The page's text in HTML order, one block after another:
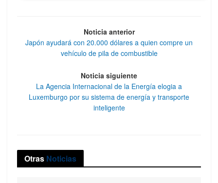
Noticia anterior
Japón ayudará con 20.000 dólares a quien compre un
vehículo de pila de combustible
Noticia siguiente
La Agencia Internacional de la Energía elogia a
Luxemburgo por su sistema de energía y transporte
inteligente
Otras Noticias